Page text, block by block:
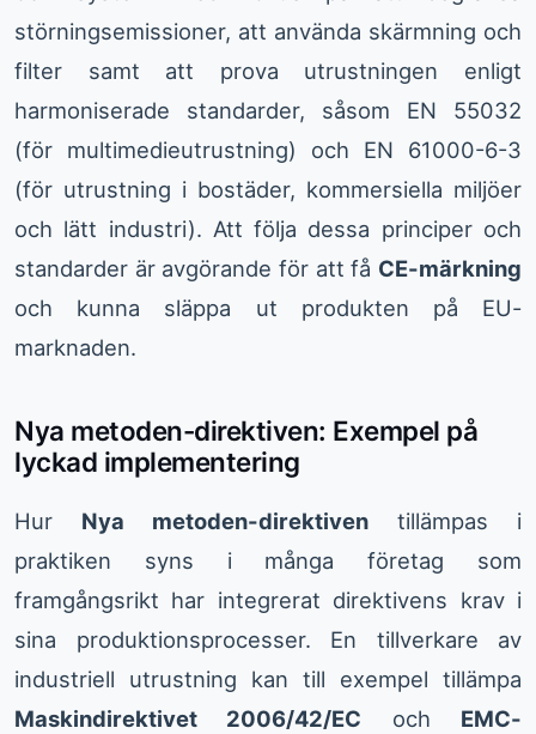
störningsemissioner, att använda skärmning och
filter samt att prova utrustningen enligt
harmoniserade standarder, såsom EN 55032
(för multimedieutrustning) och EN 61000-6-3
(för utrustning i bostäder, kommersiella miljöer
och lätt industri). Att följa dessa principer och
standarder är avgörande för att få CE-märkning
och kunna släppa ut produkten på EU-
marknaden.
Nya metoden-direktiven: Exempel på
lyckad implementering
Hur Nya metoden-direktiven tillämpas i
praktiken syns i många företag som
framgångsrikt har integrerat direktivens krav i
sina produktionsprocesser. En tillverkare av
industriell utrustning kan till exempel tillämpa
Maskindirektivet 2006/42/EC och EMC-